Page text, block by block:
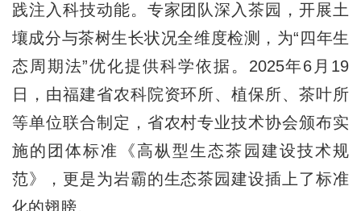
践注入科技动能。专家团队深入茶园，开展土
壤成分与茶树生长状况全维度检测，为“四年生
态周期法”优化提供科学依据。2025年6月19
日，由福建省农科院资环所、植保所、茶叶所
等单位联合制定，省农村专业技术协会颁布实
施的团体标准《高枞型生态茶园建设技术规
范》，更是为岩霸的生态茶园建设插上了标准
化的翅膀。